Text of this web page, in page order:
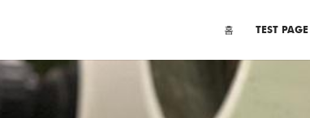
홈 TEST PAGE